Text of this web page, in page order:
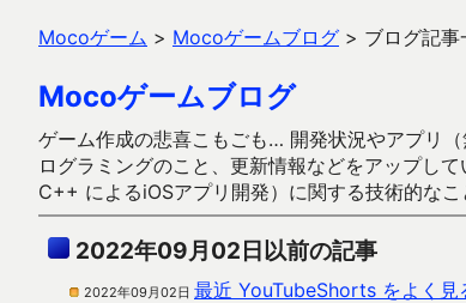
Mocoゲーム > Mocoゲームブログ > ブログ記事
Mocoゲームブログ
ゲーム作成の悲喜こもごも… 開発状況やアプリ
ログラミングのこと、更新情報などをアップし
C++ によるiOSアプリ開発）に関する技術的なこ
2022年09月02日以前の記事
2022年09月02日 最近 YouTubeShorts をよく見